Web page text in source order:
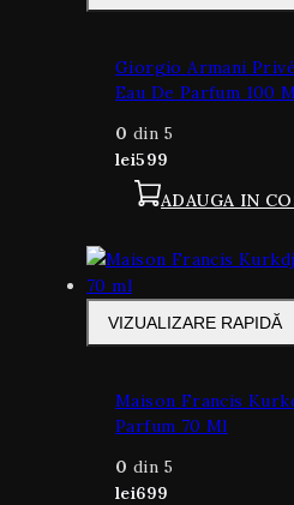
Giorgio Armani
Eau De Parfum 100
0 din 5
lei599
ADAUGA IN
VIZUALIZARE RAPIDĂ
Maison Francis
Parfum 70 Ml
0 din 5
lei699